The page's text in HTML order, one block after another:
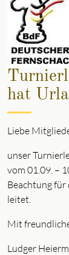
hat
Liebe
unser
vom 01.09. –
Beachtung
leitet.
Mit
Ludger